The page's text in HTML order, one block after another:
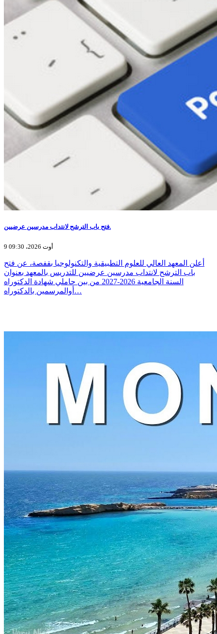
فتح باب الترشح لانتداب مدرسين عرضيين.
9 أوت 2026، 09:30
أعلن المعهد العالي للعلوم التطبيقية والتكنولوجيا بقفصة، عن فتح
باب الترشح لانتداب مدرسين عرضيين للتدريس بالمعهد بعنوان
السنة الجامعية 2026-2027 من بين حاملي شهادة الدكتوراه
أوالمرسمين بالدكتوراه…